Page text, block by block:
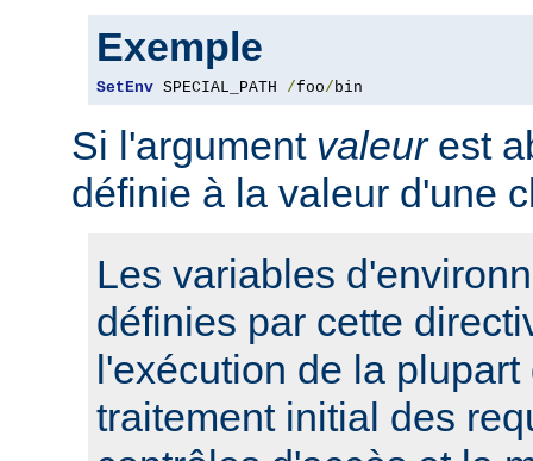
Exemple
SetEnv SPECIAL_PATH /foo/bin
Si l'argument valeurest
définie à la valeur d'une
Les variables
définies par cette
l'exécution de la
traitement initial des